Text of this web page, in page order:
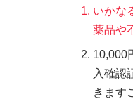
いかな
薬品や
10,000
入確認
きます